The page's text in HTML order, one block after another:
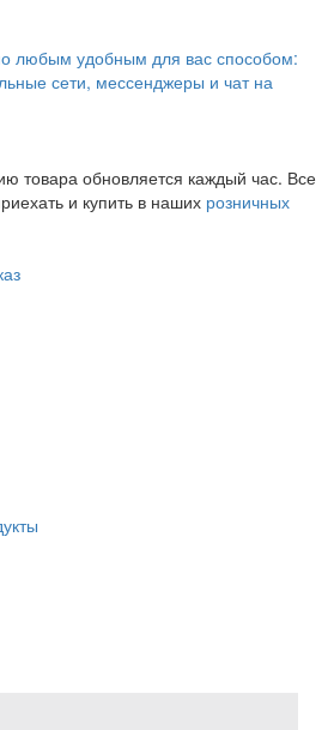
любым удобным для вас способом:
сети, мессенджеры и чат на
товара обновляется каждый час. Все
и купить в наших розничных